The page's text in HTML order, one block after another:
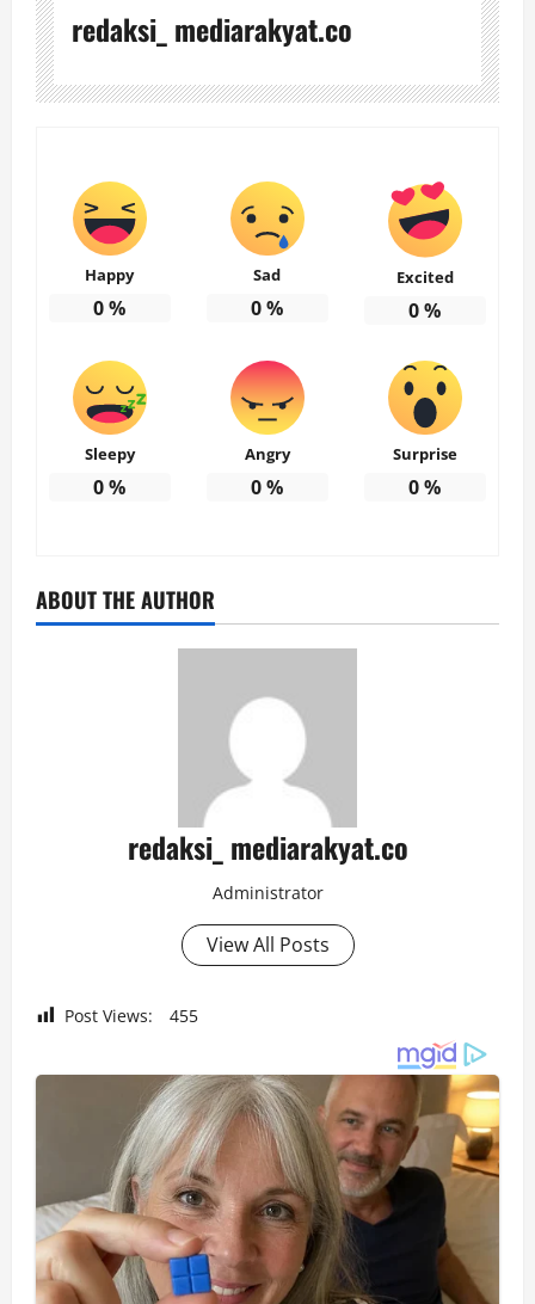
redaksi_ mediarakyat.co
Happy
0%
Sad
0%
Excited
0%
Sleepy
0%
Angry
0%
Surprise
0%
ABOUT THE AUTHOR
redaksi_ mediarakyat.co
Administrator
View All Posts
Post Views: 455